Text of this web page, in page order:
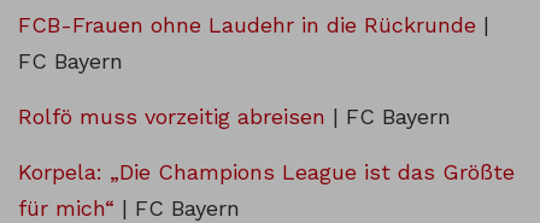
FCB-Frauen ohne Laudehr in die Rückrunde |
FC Bayern
Rolfö muss vorzeitig abreisen | FC Bayern
Korpela: „Die Champions League ist das Größte
für mich“ | FC Bayern